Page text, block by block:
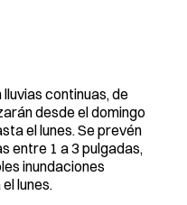
continuas, de
desde el domingo
el lunes. Se prevén
entre 1 a 3 pulgadas,
inundaciones
lunes.